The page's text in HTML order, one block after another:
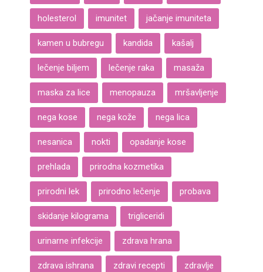
holesterol imunitet jačanje imuniteta
kamen u bubregu kandida kašalj
lečenje biljem lečenje raka masaža
maska za lice menopauza mršavljenje
nega kose nega kože nega lica
nesanica nokti opadanje kose
prehlada prirodna kozmetika
prirodni lek prirodno lečenje probava
skidanje kilograma trigliceridi
urinarne infekcije zdrava hrana
zdrava ishrana zdravi recepti zdravlje